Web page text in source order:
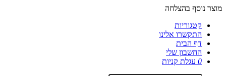
מוצר נוסף בהצלחה
קטגוריות
התקשרו אלינו
דף הבית
החשבון שלי
0 עגלת קניות